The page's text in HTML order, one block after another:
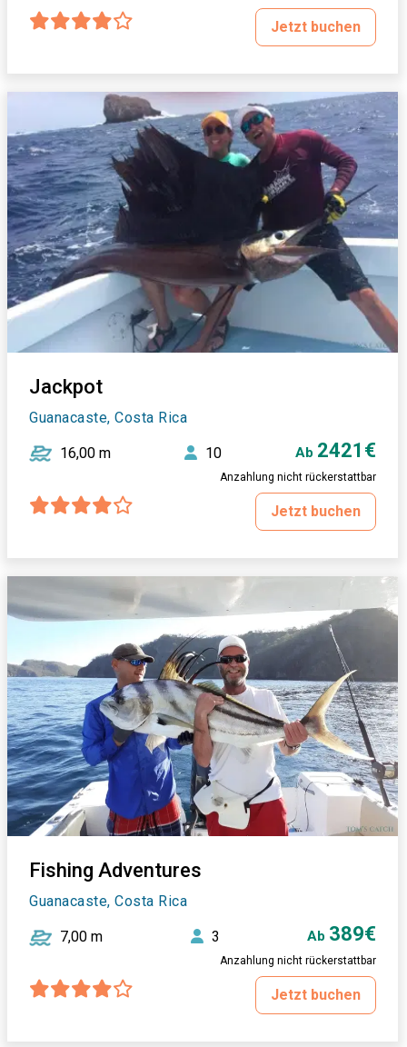
Jetzt buchen
Jackpot
Guanacaste, Costa Rica
16,00 m 10 Ab 2421€
Anzahlung nicht rückerstattbar
Jetzt buchen
Fishing Adventures
Guanacaste, Costa Rica
7,00 m 3 Ab 389€
Anzahlung nicht rückerstattbar
Jetzt buchen